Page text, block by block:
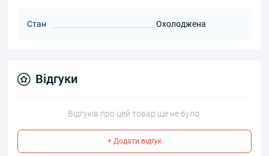
Стан Охолоджена
Відгуки
Відгуків про цей товар ще не було.
+ Додати відгук